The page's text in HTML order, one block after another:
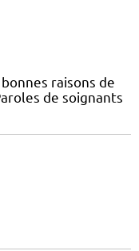
raisons de
de soignants